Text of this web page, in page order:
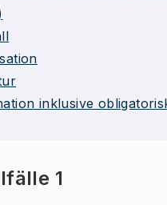
inklusive
1